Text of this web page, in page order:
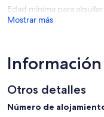
Dormitorios: amueblado
empotrados en la mayoría
Dormitorio 1 (primero de
baño grande con
grande
compartiendo baño
Edad mínima para
Mostrar más
Otros detalles
Número de